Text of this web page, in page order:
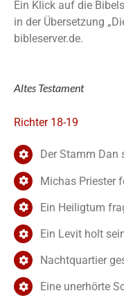
Ein Klick auf die
in der Übersetzung
bibleserver.de.
Altes Testament
Richter 18-19
Der Stamm Dan
Michas Priester
Ein Heiligtum
Ein Levit holt
Nachtquartier
Eine unerhörte